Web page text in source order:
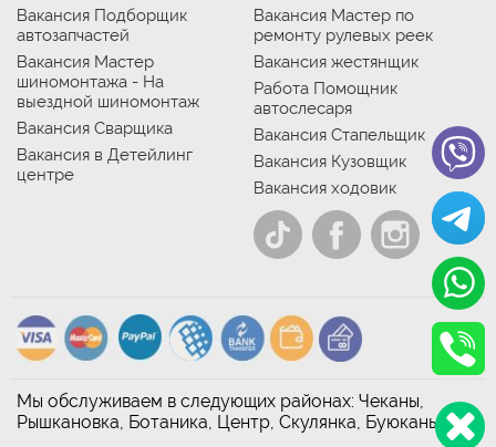
Вакансия Подборщик
автозапчастей
Вакансия Мастер
шиномонтажа - На
выездной шиномонтаж
Вакансия Сварщика
Вакансия в Детейлинг
центре
Вакансия Мастер по
ремонту рулевых реек
Вакансия жестянщик
Работа Помощник
автослесаря
Вакансия Стапельщик
Вакансия Кузовщик
Вакансия ходовик
Мы обслуживаем в следующих районах: Чеканы,
Рышкановка, Ботаника, Центр, Скулянка, Буюканы